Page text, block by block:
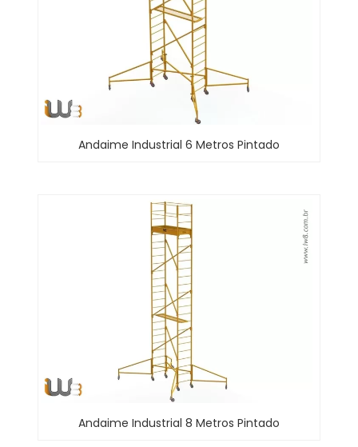
Andaime Industrial 6 Metros Pintado
Andaime Industrial 8 Metros Pintado